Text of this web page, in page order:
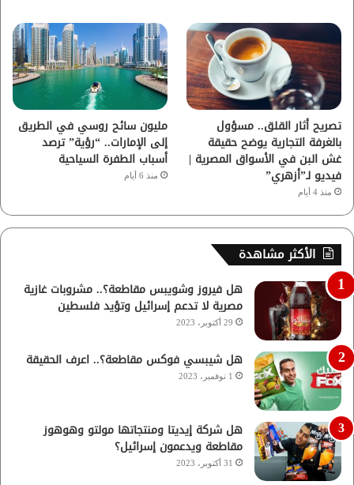
تصريح أثار القلق.. مسؤول
بالغرفة التجارية يوضح حقيقة
غش البن في الأسواق المصرية |
فيديو لـ”أزهري”
منذ 4 أيام
مليون سائح روسي في الطريق
إلى الإمارات.. “رؤية” ترصد
أسباب الطفرة السياحية
منذ 6 أيام
الأكثر مشاهدة
هل فيروز وشويبس مقاطعة؟.. مشروبات غازية
مصرية لا تدعم إسرائيل وتؤيد فلسطين
29 أكتوبر، 2023
هل شيبسي فوكس مقاطعة؟.. اعرف الحقيقة
1 نوفمبر، 2023
هل شركة إيديتا ومنتجاتها مولتو وهوهوز
مقاطعة ويدعمون إسرائيل؟
31 أكتوبر، 2023